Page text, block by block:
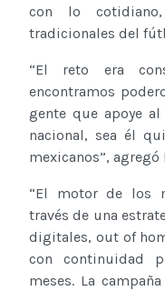
con lo
tradicionales del
“El reto era
encontramos
gente que apoye
nacional, sea él
mexicanos”, agregó
“El motor de los
través de una
digitales, out of
con continuidad
meses. La